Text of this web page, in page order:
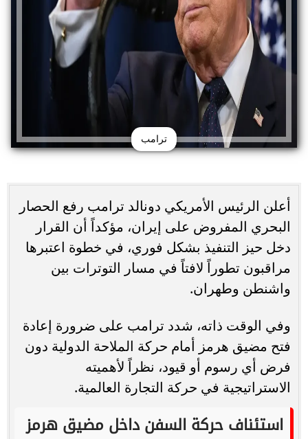
ترامب
أعلن الرئيس الأمريكي دونالد ترامب رفع الحصار
البحري المفروض على إيران، مؤكداً أن القرار
دخل حيز التنفيذ بشكل فوري، في خطوة اعتبرها
مراقبون تطوراً لافتاً في مسار التوترات بين
واشنطن وطهران.
وفي الوقت ذاته، شدد ترامب على ضرورة إعادة
فتح مضيق هرمز أمام حركة الملاحة الدولية دون
فرض أي رسوم أو قيود، نظراً لأهميته
الاستراتيجية في حركة التجارة العالمية.
استئناف حركة السفن داخل مضيق هرمز